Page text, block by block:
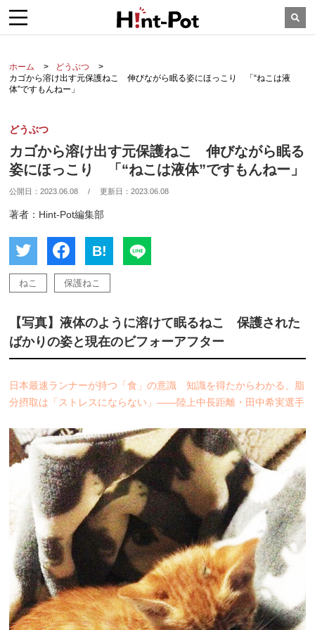
ホーム
どうぶつ
カゴから溶け出す元保護ねこ 伸びながら眠る姿にほっこり 「“ねこは液
体”ですもんねー」
どうぶつ
カゴから溶け出す元保護ねこ 伸びながら眠る
姿にほっこり 「“ねこは液体”ですもんねー」
公開日：2023.06.08 / 更新日：2023.06.08
著者：Hint-Pot編集部
B!
ねこ 保護ねこ
【写真】液体のように溶けて眠るねこ 保護された
ばかりの姿と現在のビフォーアフター
日本最速ランナーが持つ「食」の意識 知識を得たからわかる、脂
分摂取は「ストレスにならない」――陸上中長距離・田中希実選手